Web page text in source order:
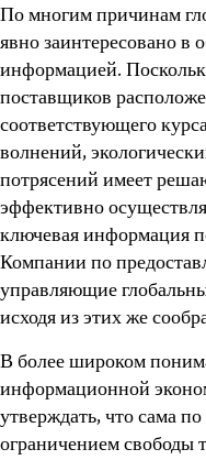
По многим причинам
явно заинтересовано в
информацией.
поставщиков
соответствующего
волнений,
потрясений имеет
эффективно
ключевая информация
Компании по
управляющие
исходя из этих же
В более широком
информационной
утверждать, что сама
ограничением свободы